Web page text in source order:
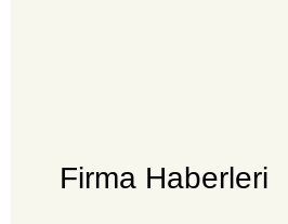
Firma Haberleri